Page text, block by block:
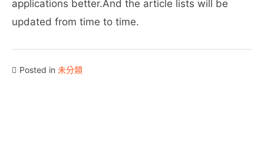
applications better.And the article lists will be
updated from time to time.
Posted in 未分類